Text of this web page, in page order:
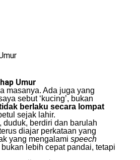
Umur
masanya. Ada juga yang
sebut ‘kucing’, bukan
berlaku secara lompat
sejak lahir.
berdiri dan barulah
diajar perkataan yang
yang mengalami speech
lebih cepat pandai, tetapi